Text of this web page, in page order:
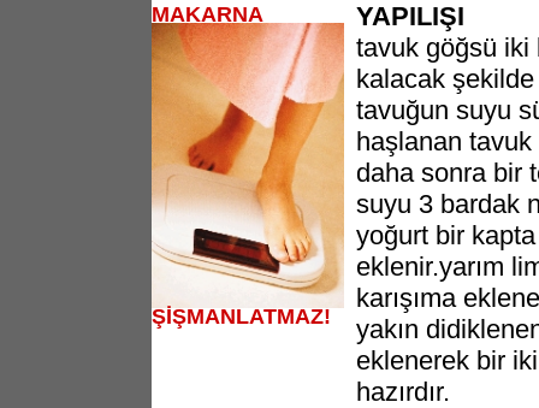
MAKARNA
ŞİŞMANLATMAZ!
YAPILIŞI
tavuk göğsü iki
kalacak
tavuğun suyu
haşlanan
daha sonra bir
suyu 3 bardak
yoğurt bir kapta
eklenir.yarım
karışıma
yakın
eklenerek bir iki
hazırdır.